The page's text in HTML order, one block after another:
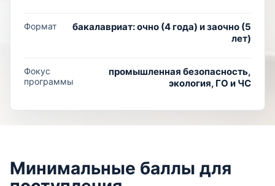
Формат
бакалавриат: очно (4 года) и заочно (5
лет)
Фокус
программы
промышленная безопасность,
экология, ГО и ЧС
Минимальные баллы для